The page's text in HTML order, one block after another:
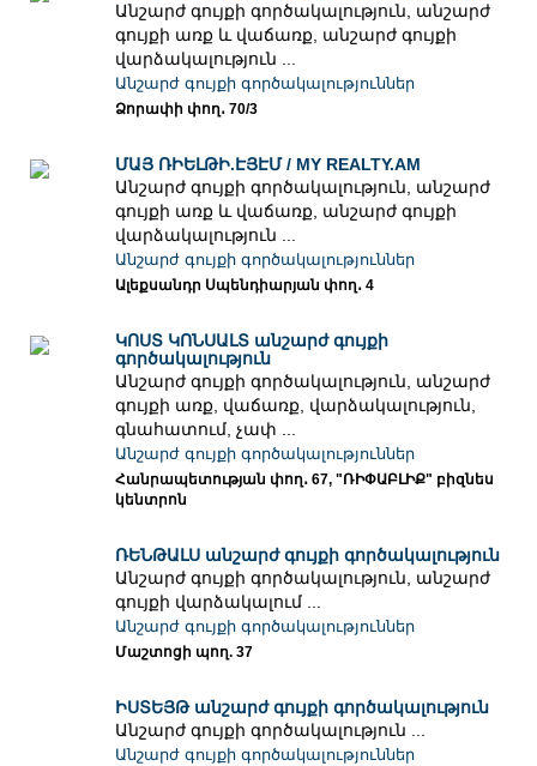
Անշարժ գույքի գործակալություն, անշարժ
գույքի առք և վաճառք, անշարժ գույքի
վարձակալություն ...
Անշարժ գույքի գործակալություններ
Ձորափի փող․ 70/3
ՄԱՅ ՌԻԵԼԹԻ.ԷՅԷՄ / MY REALTY.AM
Անշարժ գույքի գործակալություն, անշարժ
գույքի առք և վաճառք, անշարժ գույքի
վարձակալություն ...
Անշարժ գույքի գործակալություններ
Ալեքսանդր Սպենդիարյան փող․ 4
ԿՈՍՏ ԿՈՆՍԱԼՏ անշարժ գույքի
գործակալություն
Անշարժ գույքի գործակալություն, անշարժ
գույքի առք, վաճառք, վարձակալություն,
գնահատում, չափ ...
Անշարժ գույքի գործակալություններ
Հանրապետության փող․ 67, "ՌԻՓԱԲԼԻՔ" բիզնես
կենտրոն
ՌԵՆԹԱԼՍ անշարժ գույքի գործակալություն
Անշարժ գույքի գործակալություն, անշարժ
գույքի վարձակալում ...
Անշարժ գույքի գործակալություններ
Մաշտոցի պող. 37
ԻՍՏԵՅԹ անշարժ գույքի գործակալություն
Անշարժ գույքի գործակալություն ...
Անշարժ գույքի գործակալություններ